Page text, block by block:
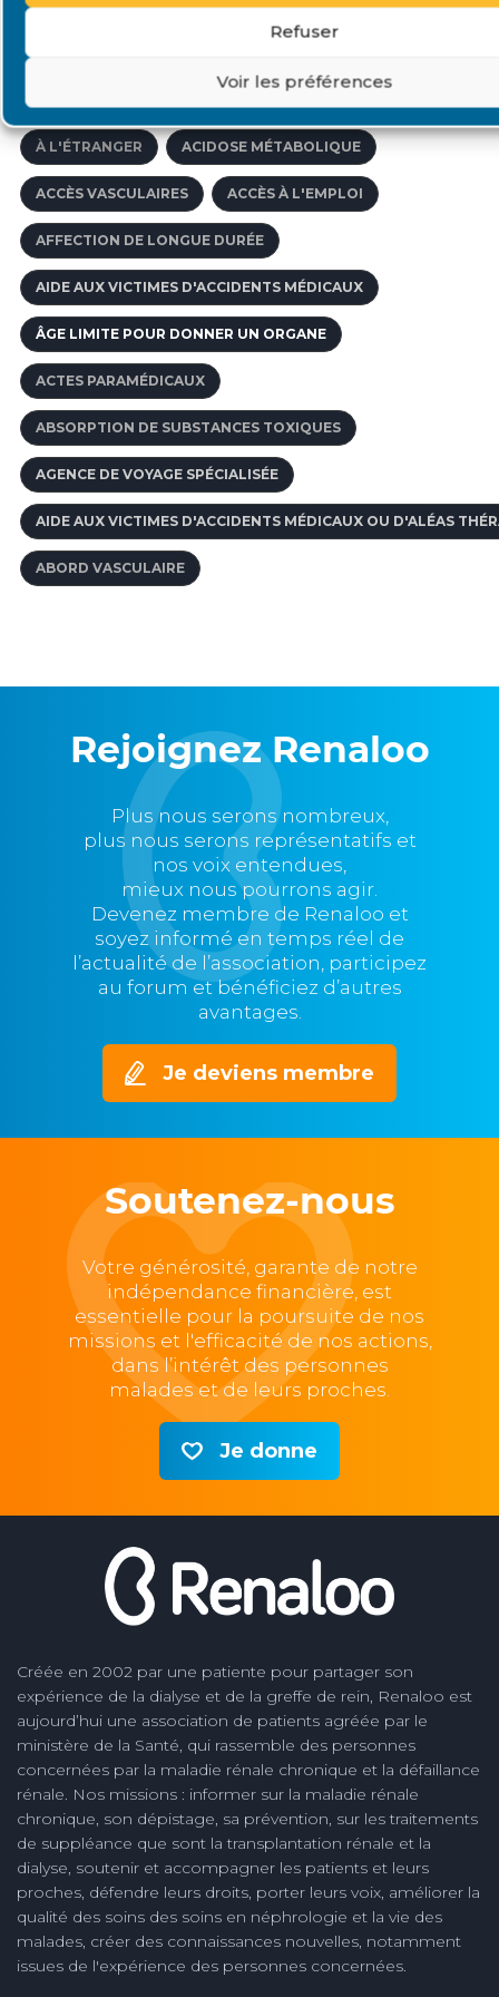
Refuser
Voir les préférences
ACCOMPAGNEMENT PÉDAGOGIQUE
À L'ÉTRANGER ACIDOSE MÉTABOLIQUE
ACCÈS VASCULAIRES ACCÈS À L'EMPLOI
AFFECTION DE LONGUE DURÉE
AIDE AUX VICTIMES D'ACCIDENTS MÉDICAUX
ÂGE LIMITE POUR DONNER UN ORGANE
ACTES PARAMÉDICAUX
ABSORPTION DE SUBSTANCES TOXIQUES
AGENCE DE VOYAGE SPÉCIALISÉE
AIDE AUX VICTIMES D'ACCIDENTS MÉDICAUX OU D'ALÉAS
ABORD VASCULAIRE
Rejoignez Renaloo
Plus nous serons nombreux,
plus nous serons représentatifs et
nos voix entendues,
mieux nous pourrons agir.
Devenez membre de Renaloo et
soyez informé en temps réel de
l’actualité de l’association, participez
au forum et bénéficiez d’autres
avantages.
Je deviens membre
Soutenez-nous
Votre générosité, garante de notre
indépendance financière, est
essentielle pour la poursuite de nos
missions et l'efficacité de nos actions,
dans l’intérêt des personnes
malades et de leurs proches.
Je donne
Créée en 2002 par une patiente pour partager son
expérience de la dialyse et de la greffe de rein, Renaloo est
aujourd’hui une association de patients agréée par le
ministère de la Santé, qui rassemble des personnes
concernées par la maladie rénale chronique et la défaillance
rénale. Nos missions : informer sur la maladie rénale
chronique, son dépistage, sa prévention, sur les traitements
de suppléance que sont la transplantation rénale et la
dialyse, soutenir et accompagner les patients et leurs
proches, défendre leurs droits, porter leurs voix, améliorer la
qualité des soins des soins en néphrologie et la vie des
malades, créer des connaissances nouvelles, notamment
issues de l'expérience des personnes concernées.